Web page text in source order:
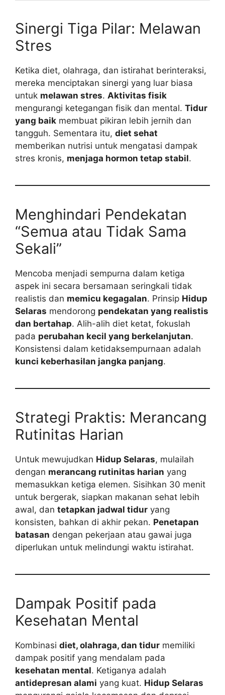
Sinergi Tiga Pilar: Melawan
Stres
Ketika diet, olahraga, dan istirahat berinteraksi,
mereka menciptakan sinergi yang luar biasa
untuk melawan stres. Aktivitas fisik
mengurangi ketegangan fisik dan mental. Tidur
yang baik membuat pikiran lebih jernih dan
tangguh. Sementara itu, diet sehat
memberikan nutrisi untuk mengatasi dampak
stres kronis, menjaga hormon tetap stabil.
Menghindari Pendekatan
“Semua atau Tidak Sama
Sekali”
Mencoba menjadi sempurna dalam ketiga
aspek ini secara bersamaan seringkali tidak
realistis dan memicu kegagalan. Prinsip Hidup
Selaras mendorong pendekatan yang realistis
dan bertahap. Alih-alih diet ketat, fokuslah
pada perubahan kecil yang berkelanjutan.
Konsistensi dalam ketidaksempurnaan adalah
kunci keberhasilan jangka panjang.
Strategi Praktis: Merancang
Rutinitas Harian
Untuk mewujudkan Hidup Selaras, mulailah
dengan merancang rutinitas harian yang
memasukkan ketiga elemen. Sisihkan 30 menit
untuk bergerak, siapkan makanan sehat lebih
awal, dan tetapkan jadwal tidur yang
konsisten, bahkan di akhir pekan. Penetapan
batasan dengan pekerjaan atau gawai juga
diperlukan untuk melindungi waktu istirahat.
Dampak Positif pada
Kesehatan Mental
Kombinasi diet, olahraga, dan tidur memiliki
dampak positif yang mendalam pada
kesehatan mental. Ketiganya adalah
antidepresan alami yang kuat. Hidup Selaras